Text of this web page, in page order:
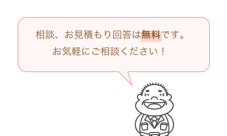
幼いころから母に、「ご先祖様に感謝しなさい！」と言
われ続けておりましたが、今、我々がこうして暮らせる
のは、この平和な社会をつくってくれた諸先輩方の皆様
のおかげ！・・と改めて感謝し、私の経験と技術をもっ
て、安心・安全・ポジティブな住生活の提供を行い被介
護者のみならず介護者にとっても「新しい日常」を実現